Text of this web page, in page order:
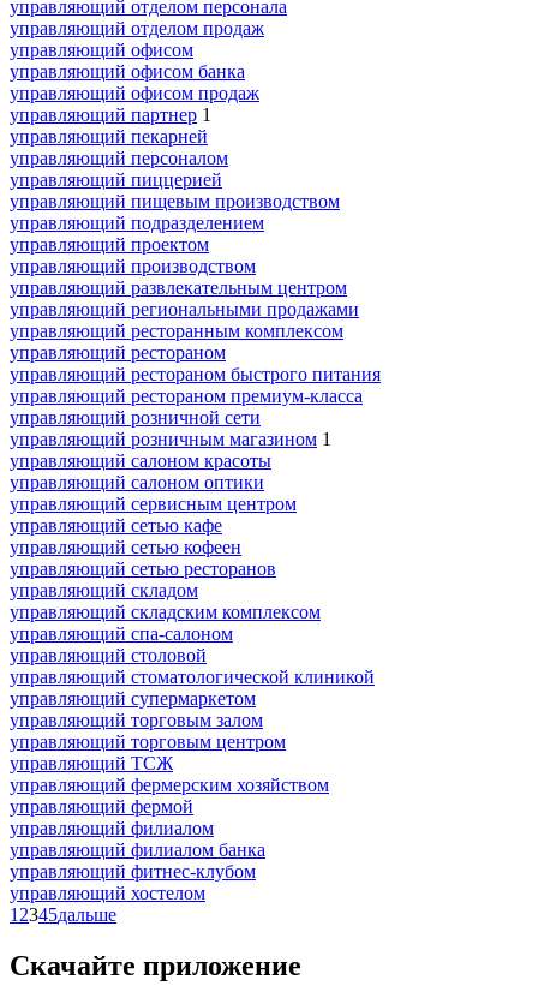
управляющий отделом персонала
управляющий отделом продаж
управляющий офисом
управляющий офисом банка
управляющий офисом продаж
управляющий партнер 1
управляющий пекарней
управляющий персоналом
управляющий пиццерией
управляющий пищевым производством
управляющий подразделением
управляющий проектом
управляющий производством
управляющий развлекательным центром
управляющий региональными продажами
управляющий ресторанным комплексом
управляющий рестораном
управляющий рестораном быстрого питания
управляющий рестораном премиум-класса
управляющий розничной сети
управляющий розничным магазином 1
управляющий салоном красоты
управляющий салоном оптики
управляющий сервисным центром
управляющий сетью кафе
управляющий сетью кофеен
управляющий сетью ресторанов
управляющий складом
управляющий складским комплексом
управляющий спа-салоном
управляющий столовой
управляющий стоматологической клиникой
управляющий супермаркетом
управляющий торговым залом
управляющий торговым центром
управляющий ТСЖ
управляющий фермерским хозяйством
управляющий фермой
управляющий филиалом
управляющий филиалом банка
управляющий фитнес-клубом
управляющий хостелом
1 2345дальше
Скачайте приложение